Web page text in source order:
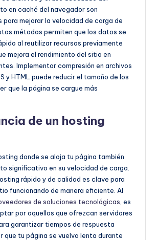
en caché del navegador son
para mejorar la velocidad de carga de
métodos permiten que los datos se
al reutilizar recursos previamente
mejora el rendimiento del sitio en
Implementar compresión en archivos
y HTML puede reducir el tamaño de los
que la página se cargue más
de un hosting
donde se aloja tu página también
significativo en su velocidad de carga.
rápido y de calidad es clave para
funcionando de manera eficiente. Al
de soluciones tecnológicas , es
por aquellos que ofrezcan servidores
garantizar tiempos de respuesta
que tu página se vuelva lenta durante